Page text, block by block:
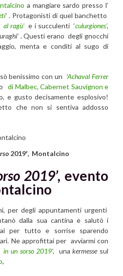
a mangiare sardo presso l’
‘ . Protagonisti di quel banchetto
ragù’ e i succulenti ‘culurgiones’,
.Questi erano degli gnocchi
menta e conditi al sugo di
benissimo con un ‘Achaval Ferrer
di Malbec, Cabernet Sauvignon e
e gusto decisamente esplosivo!
che non si sentiva addosso
2019′, Montalcino
2019’, evento
per degli appuntamenti urgenti
dalla sua cantina e salutò i
per tutto e sorrise sparendo
Ne approfittai per avviarmi con
in un sorso 2019‘, unakermesse sul
,